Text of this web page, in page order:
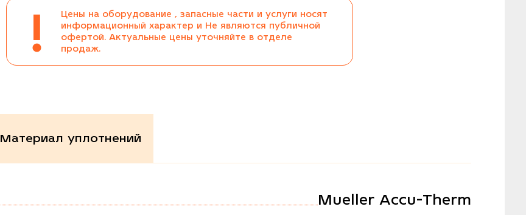
!
Цены на оборудование , запасные части и услуги носят
информационный характер и Не являются публичной
офертой. Актуальные цены уточняйте в отделе
продаж.
Материал уплотнений
Mueller Accu-Therm